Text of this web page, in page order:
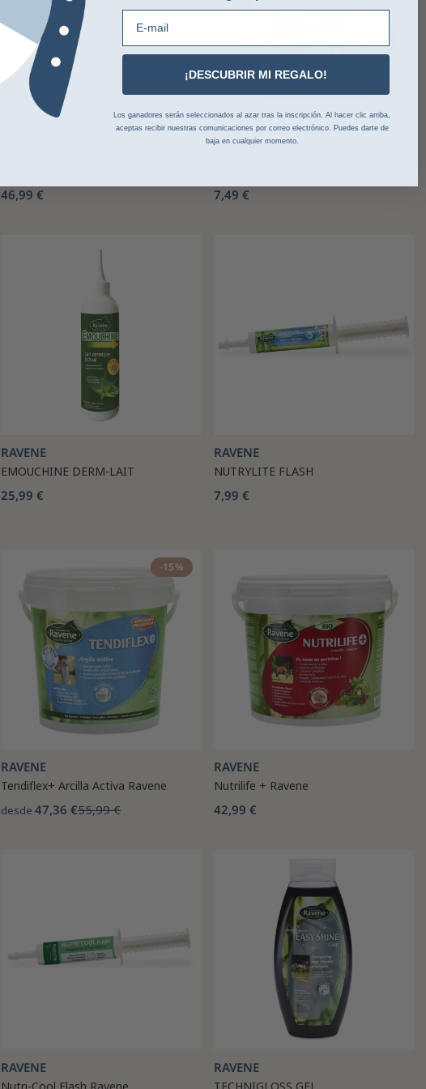
46,99 € 7,49 €
RAVENE
EMOUCHINE DERM-LAIT
25,99 €
RAVENE
NUTRYLITE FLASH
7,99 €
-15%
RAVENE
Tendiflex+ Arcilla Activa Ravene
desde 47,36 €55,99 €
RAVENE
Nutrilife + Ravene
42,99 €
RAVENE RAVENE
¡DESCUBRIR MI REGALO!
Los ganadores serán seleccionados al azar tras la inscripción. Al hacer clic arriba,
aceptas recibir nuestras comunicaciones por correo electrónico. Puedes darte de
baja en cualquier momento.